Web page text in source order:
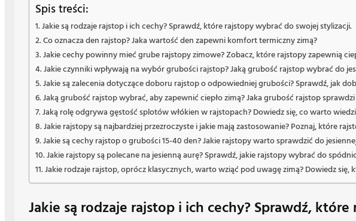
Spis treści:
Jakie są rodzaje rajstop i ich cechy? Sprawdź, które rajstopy wybrać do swojej stylizacji.
Co oznacza den rajstop? Jaka wartość den zapewni komfort termiczny zimą?
Jakie cechy powinny mieć grube rajstopy zimowe? Zobacz, które rajstopy zapewnią
Jakie czynniki wpływają na wybór grubości rajstop? Jaką grubość rajstop wybrać do
Jakie są zalecenia dotyczące doboru rajstop o odpowiedniej grubości? Sprawdź, jak
Jaką grubość rajstop wybrać, aby zapewnić ciepło zimą? Jaka grubość rajstop
Jaką rolę odgrywa gęstość splotów włókien w rajstopach? Dowiedz się, co warto
Jakie rajstopy są najbardziej przezroczyste i jakie mają zastosowanie? Poznaj, które
Jakie są cechy rajstop o grubości 15-40 den? Jakie rajstopy warto sprawdzić do
Jakie rajstopy są polecane na jesienną aurę? Sprawdź, jakie rajstopy wybrać do
Jakie rodzaje rajstop, oprócz klasycznych, warto wziąć pod uwagę zimą? Dowiedz
Jakie są rodzaje rajstop i ich cechy? Sprawdź,